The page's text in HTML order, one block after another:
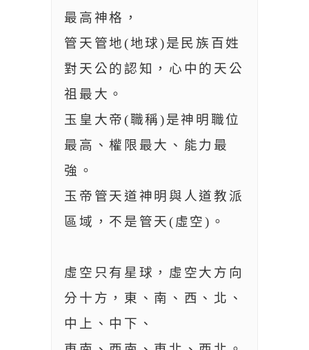
最高神格，
管天管地(地球)是民族百姓
對天公的認知，心中的天公
祖最大。
玉皇大帝(職稱)是神明職位
最高、權限最大、能力最
強。
玉帝管天道神明與人道教派
區域，不是管天(虛空)。
虛空只有星球，虛空大方向
分十方，東、南、西、北、
中上、中下、